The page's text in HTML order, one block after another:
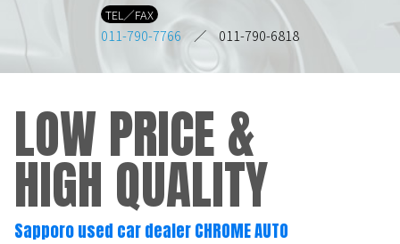
TEL／FAX
011-790-7766 ／ 011-790-6818
LOW PRICE &
HIGH QUALITY
Sapporo used car dealer CHROME AUTO